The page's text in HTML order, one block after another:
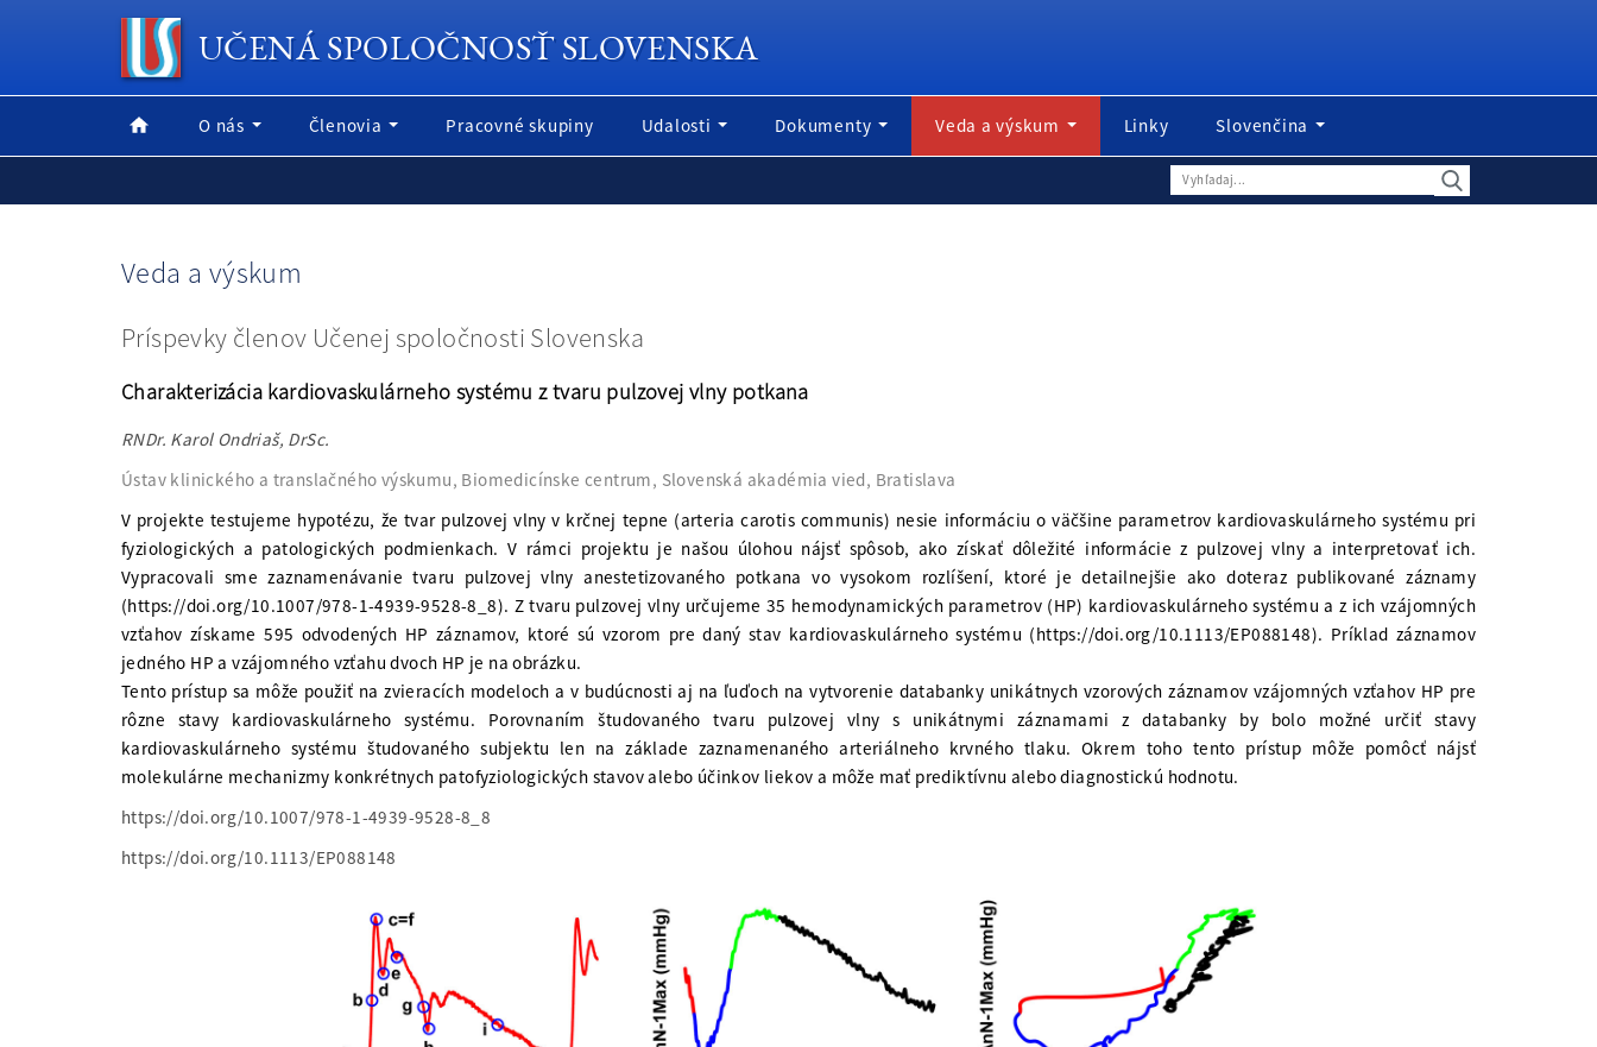
UČENÁ SPOLOČNOSŤ SLOVENSKA
O nás Členovia Pracovné skupiny Udalosti Dokumenty Veda a výskum Linky Slovenčina
Veda a výskum
Príspevky členov Učenej spoločnosti Slovenska
Charakterizácia kardiovaskulárneho systému z tvaru pulzovej vlny potkana
RNDr. Karol Ondriaš, DrSc.
Ústav klinického a translačného výskumu, Biomedicínske centrum, Slovenská akadémia vied, Bratislava
V projekte testujeme hypotézu, že tvar pulzovej vlny v krčnej tepne (arteria carotis communis) nesie informáciu o väčšine parametrov kardiovaskulárneho systému pri
fyziologických a patologických podmienkach. V rámci projektu je našou úlohou nájsť spôsob, ako získať dôležité informácie z pulzovej vlny a interpretovať ich.
Vypracovali sme zaznamenávanie tvaru pulzovej vlny anestetizovaného potkana vo vysokom rozlíšení, ktoré je detailnejšie ako doteraz publikované záznamy
(https://doi.org/10.1007/978-1-4939-9528-8_8). Z tvaru pulzovej vlny určujeme 35 hemodynamických parametrov (HP) kardiovaskulárneho systému a z ich vzájomných
vzťahov získame 595 odvodených HP záznamov, ktoré sú vzorom pre daný stav kardiovaskulárneho systému (https://doi.org/10.1113/EP088148). Príklad záznamov
jedného HP a vzájomného vzťahu dvoch HP je na obrázku.
Tento prístup sa môže použiť na zvieracích modeloch a v budúcnosti aj na ľuďoch na vytvorenie databanky unikátnych vzorových záznamov vzájomných vzťahov HP pre
rôzne stavy kardiovaskulárneho systému. Porovnaním študovaného tvaru pulzovej vlny s unikátnymi záznamami z databanky by bolo možné určiť stavy
kardiovaskulárneho systému študovaného subjektu len na základe zaznamenaného arteriálneho krvného tlaku. Okrem toho tento prístup môže pomôcť nájsť
molekulárne mechanizmy konkrétnych patofyziologických stavov alebo účinkov liekov a môže mať prediktívnu alebo diagnostickú hodnotu.
https://doi.org/10.1007/978-1-4939-9528-8_8
https://doi.org/10.1113/EP088148